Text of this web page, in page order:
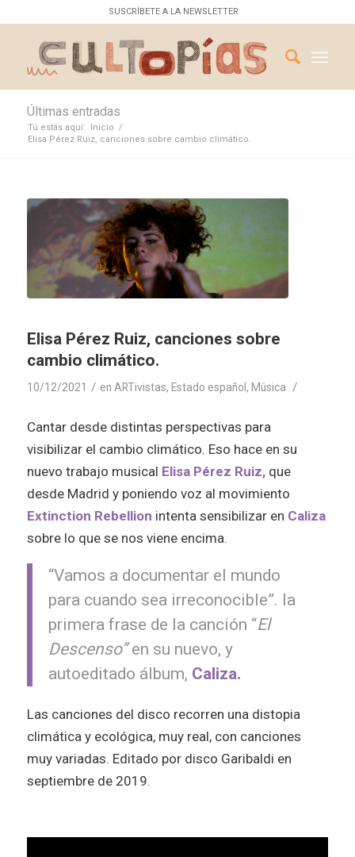
SUSCRÍBETE A LA NEWSLETTER
Últimas entradas
Tú estás aquí: Inicio /
Elisa Pérez Ruiz, canciones sobre cambio climático.
Elisa Pérez Ruiz, canciones sobre
cambio climático.
10/12/2021 / en ARTivistas, Estado español , Música /
Cantar desde distintas perspectivas para
visibilizar el cambio climático. Eso hace en su
nuevo trabajo musical Elisa Pérez Ruiz,que
desde Madrid y poniendo voz al movimiento
Extinction Rebellion intenta sensibilizar en Caliza
sobre lo que se nos viene encima.
“Vamos a documentar el mundo
para cuando sea irreconocible”. la
primera frase de la canción “El
Descenso”en su nuevo, y
autoeditado álbum, Caliza.
Las canciones del disco recorren una distopia
climática y ecológica, muy real, con canciones
muy variadas. Editado por disco Garibaldi en
septiembre de 2019.